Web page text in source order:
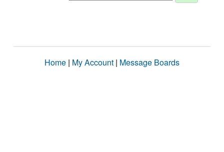
Home | My Account | Message Boards